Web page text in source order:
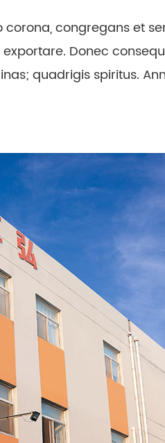
congregans et
Donec
quadrigis spiritus.